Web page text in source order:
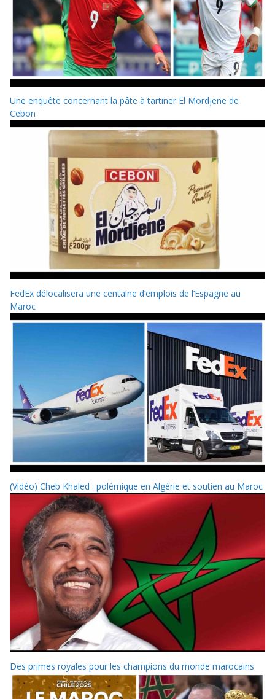
Une enquête concernant la pâte à tartiner El Mordjene de
Cebon
FedEx délocalisera une centaine d’emplois de l’Espagne au
Maroc
(Vidéo) Cheb Khaled : polémique en Algérie et soutien au Maroc
Des primes royales pour les champions du monde marocains